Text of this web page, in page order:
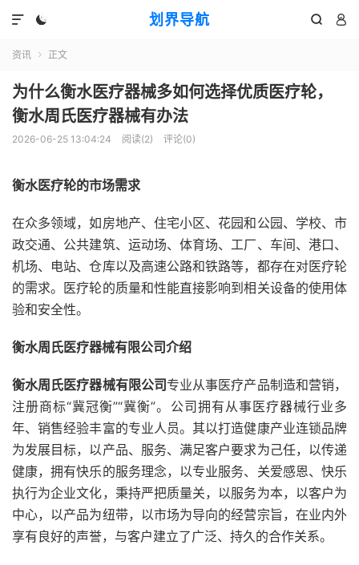
划界导航
  

资讯  正文
为什么衡水医疗器械多如何选择优质医疗轮，
衡水周氏医疗器械有办法
2026-06-25 13:04:24 阅读(2) 评论(0)
衡水医疗轮的市场需求
在众多领域，如房地产、住宅小区、花园和公园、学校、市
政交通、公共建筑、运动场、体育场、工厂、车间、港口、
机场、电站、仓库以及高速公路和铁路等，都存在对医疗轮
的需求。医疗轮的质量和性能直接影响到相关设备的使用体
验和安全性。
衡水周氏医疗器械有限公司介绍
衡水周氏医疗器械有限公司 专业从事医疗产品制造和营销，
注册商标“冀冠衡”“冀衡”。公司拥有从事医疗器械行业多
年、销售经验丰富的专业人员。其以打造健康产业连锁品牌
为发展目标，以产品、服务、满足客户要求为己任，以传递
健康，拥有快乐的服务理念，以专业服务、关爱感恩、快乐
执行为企业文化，秉持严把质量关，以服务为本，以客户为
中心，以产品为纽带，以市场为导向的经营宗旨，在业内外
享有良好的声誉，与客户建立了广泛、持久的合作关系。